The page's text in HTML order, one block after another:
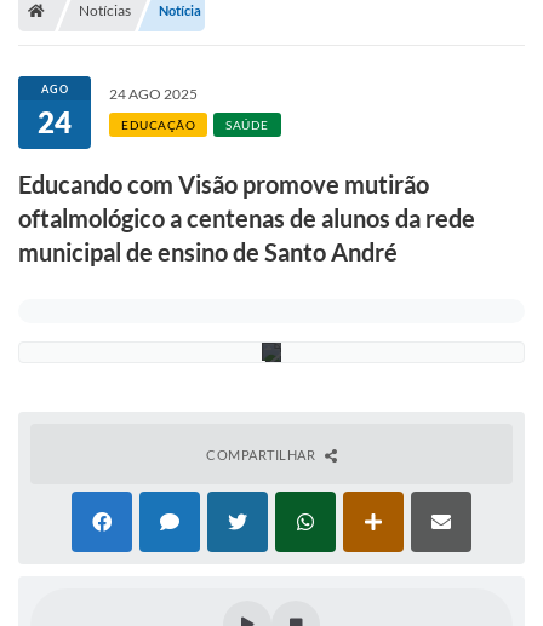
Portal de Serviços
Transparência
Ônibus
Consultar Processos
Contas Públicas
Contratos
Iluminação Pública
Notícias Notícia
AGO
24
24 AGO 2025
EDUCAÇÃO SAÚDE
Educando com Visão promove mutirão
oftalmológico a centenas de alunos da rede
municipal de ensino de Santo André
o
M
r
l
i
o
COMPARTILHAR